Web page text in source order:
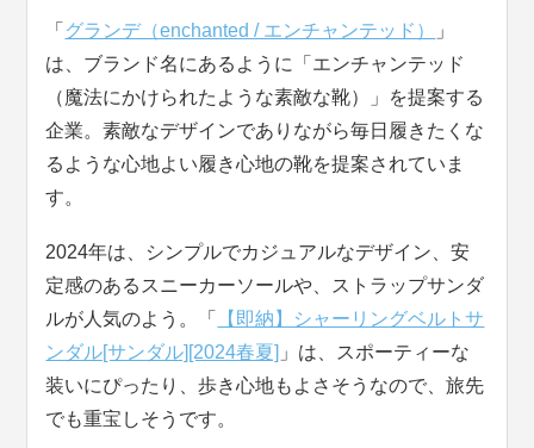
「 グランデ（enchanted / エンチャンテッド）
」
は、ブランド名にあるように「エンチャンテッド
（魔法にかけられたような素敵な靴）」を提案する
企業。素敵なデザインでありながら毎日履きたくな
るような心地よい履き心地の靴を提案されていま
す。
2024年は、シンプルでカジュアルなデザイン、安
定感のあるスニーカーソールや、ストラップサンダ
ルが人気のよう。「
【即納】シャーリングベルトサ
ンダル[サンダル][2024春夏] 」は、スポーティーな
装いにぴったり、歩き心地もよさそうなので、旅先
でも重宝しそうです。